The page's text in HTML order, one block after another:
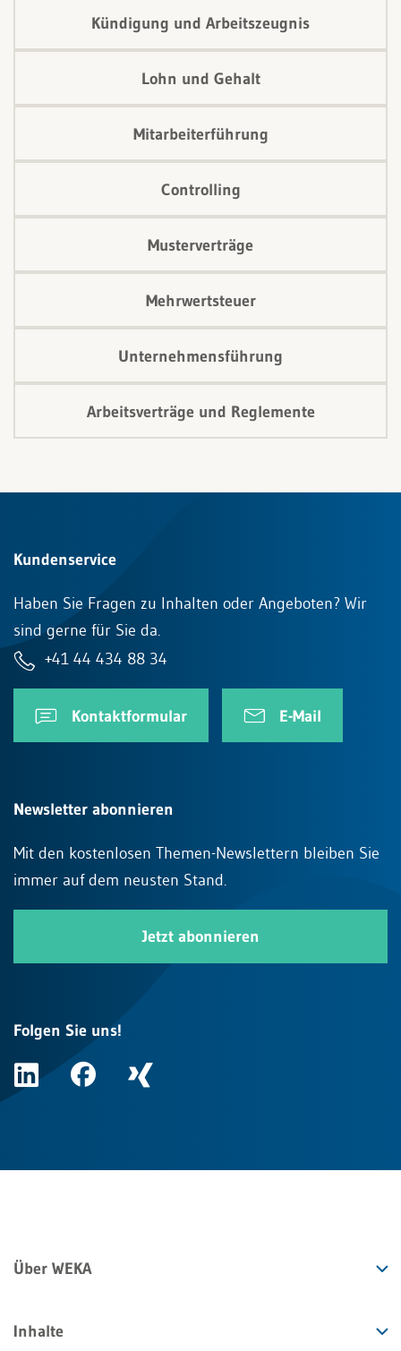
Kündigung und Arbeitszeugnis
Lohn und Gehalt
Mitarbeiterführung
Controlling
Musterverträge
Mehrwertsteuer
Unternehmensführung
Arbeitsverträge und Reglemente
Kundenservice
Haben Sie Fragen zu Inhalten oder Angeboten? Wir
sind gerne für Sie da.
+41 44 434 88 34
Kontaktformular E-Mail
Newsletter abonnieren
Mit den kostenlosen Themen-Newslettern bleiben Sie
immer auf dem neusten Stand.
Jetzt abonnieren
Folgen Sie uns!
Über WEKA
Inhalte